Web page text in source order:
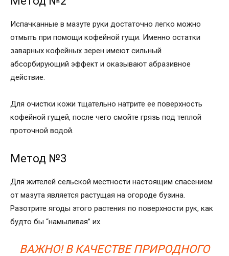
Испачканные в мазуте руки достаточно легко можно
отмыть при помощи кофейной гущи. Именно остатки
заварных кофейных зерен имеют сильный
абсорбирующий эффект и оказывают абразивное
действие.
Для очистки кожи тщательно натрите ее поверхность
кофейной гущей, после чего смойте грязь под теплой
проточной водой.
Метод №3
Для жителей сельской местности настоящим спасением
от мазута является растущая на огороде бузина.
Разотрите ягоды этого растения по поверхности рук, как
будто бы “намыливая” их.
ВАЖНО! В КАЧЕСТВЕ ПРИРОДНОГО